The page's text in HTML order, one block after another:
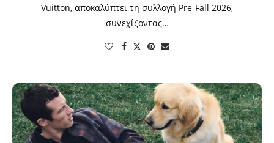
Vuitton, αποκαλύπτει τη συλλογή Pre-Fall 2026,
συνεχίζοντας…